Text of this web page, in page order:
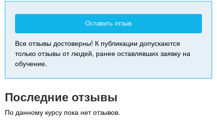
Оставить отзыв
Все отзывы достоверны! К публикации допускаются
только отзывы от людей, ранее оставлявших заявку на
обучение.
Последние отзывы
По данному курсу пока нет отзывов.